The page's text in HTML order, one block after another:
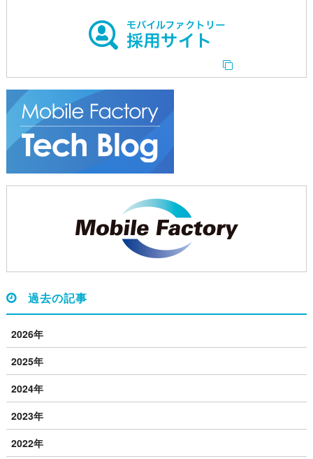
過去の記事
2026年
2025年
2024年
2023年
2022年